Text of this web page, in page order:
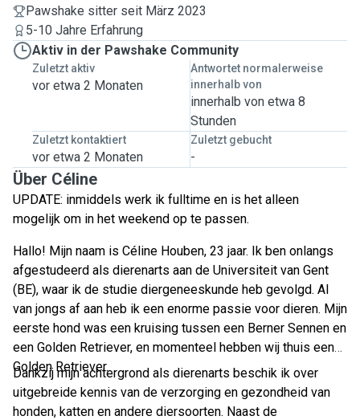
Pawshake sitter seit März 2023
5-10 Jahre Erfahrung
Aktiv in der Pawshake Community
Zuletzt aktiv
vor etwa 2 Monaten
Antwortet normalerweise
innerhalb von
innerhalb von etwa 8
Stunden
Zuletzt kontaktiert
vor etwa 2 Monaten
Zuletzt gebucht
-
Über Céline
UPDATE: inmiddels werk ik fulltime en is het alleen
mogelijk om in het weekend op te passen.
Hallo! Mijn naam is Céline Houben, 23 jaar. Ik ben onlangs
afgestudeerd als dierenarts aan de Universiteit van Gent
(BE), waar ik de studie diergeneeskunde heb gevolgd. Al
van jongs af aan heb ik een enorme passie voor dieren. Mijn
eerste hond was een kruising tussen een Berner Sennen en
een Golden Retriever, en momenteel hebben wij thuis een
Golden Retriever.
Dankzij mijn achtergrond als dierenarts beschik ik over
uitgebreide kennis van de verzorging en gezondheid van
honden, katten en andere diersoorten. Naast de